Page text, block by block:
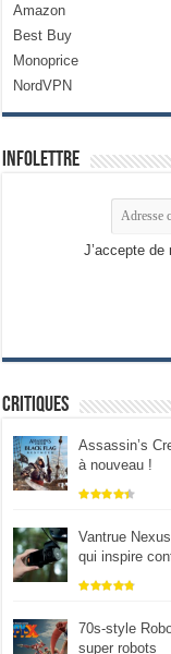
Amazon
Best Buy
Monoprice
NordVPN
Infolettre
J’accepte
Critiques
Assassin’s
à nouveau !
Vantrue
qui inspire
70s-style
super robots